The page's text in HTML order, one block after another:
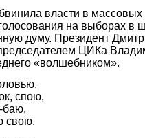
власти в
на выборах в
думу. Президент
ЦИКа
«волшебником».
спою,
баю,
свою.